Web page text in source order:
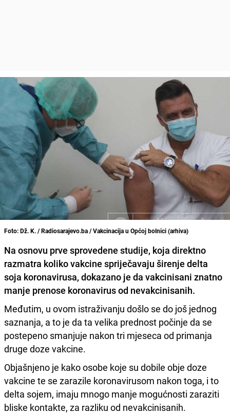
Foto: Dž. K. / Radiosarajevo.ba / Vakcinacija u Općoj bolnici (arhiva)
Na osnovu prve sprovedene studije, koja direktno
razmatra koliko vakcine spriječavaju širenje delta
soja koronavirusa, dokazano je da vakcinisani znatno
manje prenose koronavirus od nevakcinisanih.
Međutim, u ovom istraživanju došlo se do još jednog
saznanja, a to je da ta velika prednost počinje da se
postepeno smanjuje nakon tri mjeseca od primanja
druge doze vakcine.
Objašnjeno je kako osobe koje su dobile obje doze
vakcine te se zarazile koronavirusom nakon toga, i to
delta sojem, imaju mnogo manje mogućnosti zaraziti
bliske kontakte, za razliku od nevakcinisanih.